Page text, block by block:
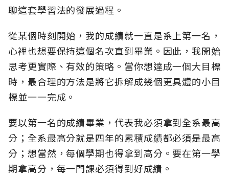
聊這套學習法的發展過程。
從某個時刻開始，我的成績就一直是系上第一名，
心裡也想要保持這個名次直到畢業。因此，我開始
思考更實際、有效的策略。當你想達成一個大目標
時，最合理的方法是將它拆解成幾個更具體的小目
標並一一完成。
要以第一名的成績畢業，代表我必須拿到全系最高
分；全系最高分就是四年的累積成績都必須是最高
分；想當然，每個學期也得拿到高分。要在第一學
期拿高分，每一門課必須得到好成績。